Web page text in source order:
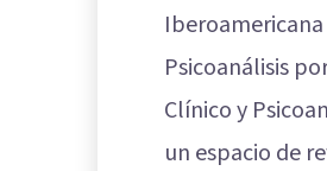
Psicoanálisis
Clínico y
un espacio de